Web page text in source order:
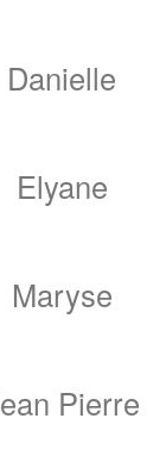
Danielle
Elyane
Maryse
Pierre